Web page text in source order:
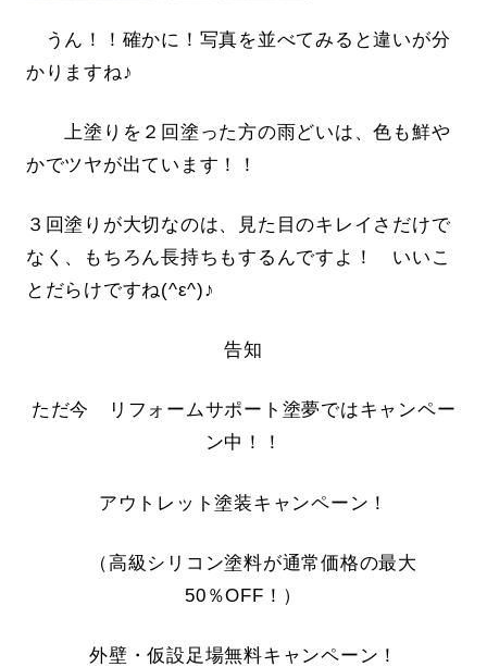
うん！！確かに！写真を並べてみると違いが分
かりますね♪
上塗りを２回塗った方の雨どいは、色も鮮や
かでツヤが出ています！！
３回塗りが大切なのは、見た目のキレイさだけで
なく、もちろん長持ちもするんですよ！ いいこ
とだらけですね(^ε^)♪
告知
ただ今 リフォームサポート塗夢ではキャンペー
ン中！！
アウトレット塗装キャンペーン！
（高級シリコン塗料が通常価格の最大
50％OFF！）
外壁・仮設足場無料キャンペーン！